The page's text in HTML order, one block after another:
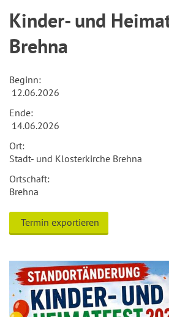
Kinder- und
Brehna
Beginn:
12.06.2026
Ende:
14.06.2026
Ort:
Stadt- und Klosterkirche Brehna
Ortschaft:
Brehna
Termin exportieren